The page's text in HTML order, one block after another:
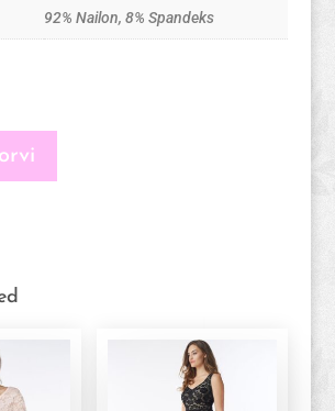
92% Nailon, 8% Spandeks